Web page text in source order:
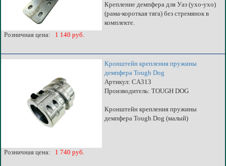
Крепление демпфера для Уаз (ухо-ухо)
(рама-короткая тяга) без стремянок в
комплекте.
Розничная цена: 1 140 руб.
Кронштейн крепления пружины
демпфера Tough Dog
Артикул: CA313
Производитель: TOUGH DOG
Кронштейн крепления пружины
демпфера Tough Dog (малый)
Розничная цена: 1 740 руб.